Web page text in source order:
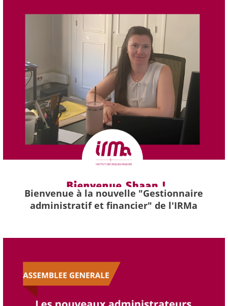
Bienvenue à la nouvelle "Gestionnaire
administratif et financier" de l'IRMa